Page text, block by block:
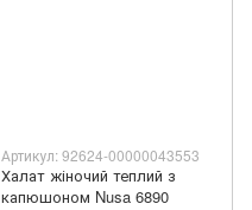
Артикул: 92624-00000043553
Халат жіночий теплий з
капюшоном Nusa 6890